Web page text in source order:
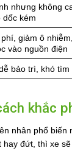
nhưng không
dốc kém
giảm ô
vào nguồn điện
bảo trì, khó tìm
khắc
nhân phổ biến
đứt, thì xe